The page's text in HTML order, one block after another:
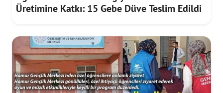
Üretimine Katkı: 15 Gebe Düve Teslim Edildi